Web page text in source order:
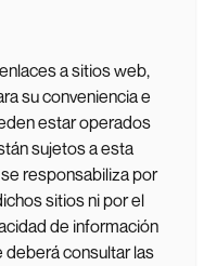
a sitios web,
su conveniencia e
estar operados
sujetos a esta
responsabiliza por
sitios ni por el
de información
deberá consultar las